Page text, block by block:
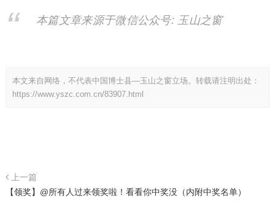
本篇文章来源于微信公众号: 玉山之窗
本文来自网络，不代表中国博士县—玉山之窗立场。转载请注明出处：
https://www.yszc.com.cn/83907.html
上一篇
【领奖】@所有人过来领奖啦！看看你中奖没（内附中奖名单）